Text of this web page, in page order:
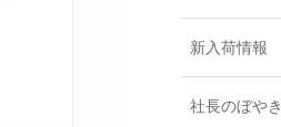
新入荷情報
社長のぼやき